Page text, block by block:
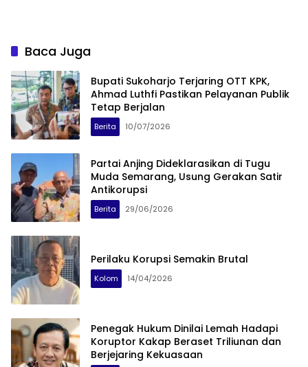
Baca Juga
Bupati Sukoharjo Terjaring OTT KPK,
Ahmad Luthfi Pastikan Pelayanan Publik
Tetap Berjalan
Berita 10/07/2026
Partai Anjing Dideklarasikan di Tugu
Muda Semarang, Usung Gerakan Satir
Antikorupsi
Berita 29/06/2026
Perilaku Korupsi Semakin Brutal
Kolom 14/04/2026
Penegak Hukum Dinilai Lemah Hadapi
Koruptor Kakap Beraset Triliunan dan
Berjejaring Kekuasaan